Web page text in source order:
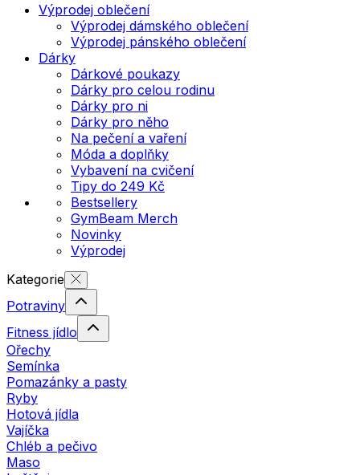
Výprodej oblečení
Výprodej dámského oblečení
Výprodej pánského oblečení
Dárky
Dárkové poukazy
Dárky pro celou rodinu
Dárky pro ni
Dárky pro něho
Na pečení a vaření
Móda a doplňky
Vybavení na cvičení
Tipy do 249 Kč
Bestsellery
GymBeam Merch
Novinky
Výprodej
Kategorie
Potraviny
Fitness jídlo
Ořechy
Semínka
Pomazánky a pasty
Ryby
Hotová jídla
Vajíčka
Chléb a pečivo
Maso